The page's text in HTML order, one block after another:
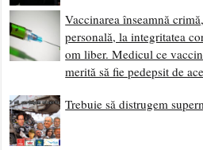
Vaccinarea înseamnă
personală, la integritatea
om liber. Medicul ce
merită să fie pedepsit de
Trebuie să distrugem